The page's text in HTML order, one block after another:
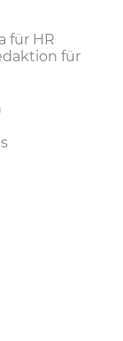
für HR
für